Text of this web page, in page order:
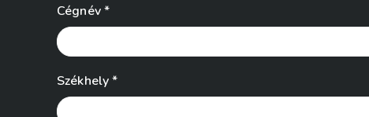
Cégnév *
Székhely *